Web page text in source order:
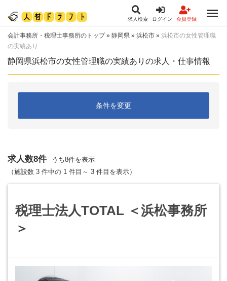
求人検索 ログイン 会員登録
会計事務所・税理士事務所のトップ» 静岡県 » 浜松市 » 浜松市の女性管理職
の実績あり
静岡県浜松市の女性管理職の実績ありの求人・仕事情報
条件を変更
求人数8件
うち8件を表示
（施設数 3 件中の 1 件目～ 3 件目を表示）
税理士法人TOTAL ＜浜松事務所
＞